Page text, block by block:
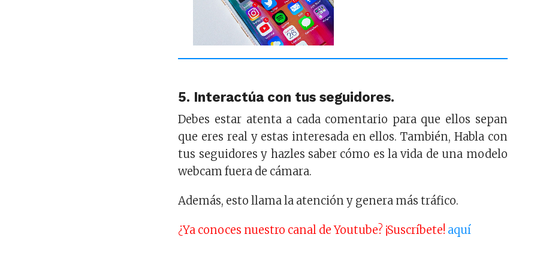
5. Interactúa con tus seguidores.
Debes estar atenta a cada comentario para que ellos sepan
que eres real y estas interesada en ellos. También, Habla con
tus seguidores y hazles saber cómo es la vida de una modelo
webcam fuera de cámara.
Además, esto llama la atención y genera más tráfico.
¿Ya conoces nuestro canal de Youtube? ¡Suscríbete! aquí